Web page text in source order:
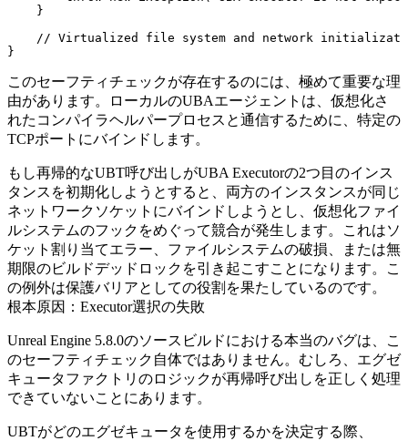
    }
// Virtualized file system and network
このセーフティチェックが存在するのには、極めて重要な理
由があります。ローカルのUBAエージェントは、仮想化さ
れたコンパイラヘルパープロセスと通信するために、特定の
TCPポートにバインドします。
もし再帰的なUBT呼び出しがUBA Executorの2つ目のインス
タンスを初期化しようとすると、両方のインスタンスが同じ
ネットワークソケットにバインドしようとし、仮想化ファイ
ルシステムのフックをめぐって競合が発生します。これはソ
ケット割り当てエラー、ファイルシステムの破損、または無
期限のビルドデッドロックを引き起こすことになります。こ
の例外は保護バリアとしての役割を果たしているのです。
根本原因：Executor選択の失敗
Unreal Engine 5.8.0のソースビルドにおける本当のバグは、こ
のセーフティチェック自体ではありません。むしろ、エグゼ
キュータファクトリのロジックが再帰呼び出しを正しく処理
できていないことにあります。
UBTがどのエグゼキュータを使用するかを決定する際、